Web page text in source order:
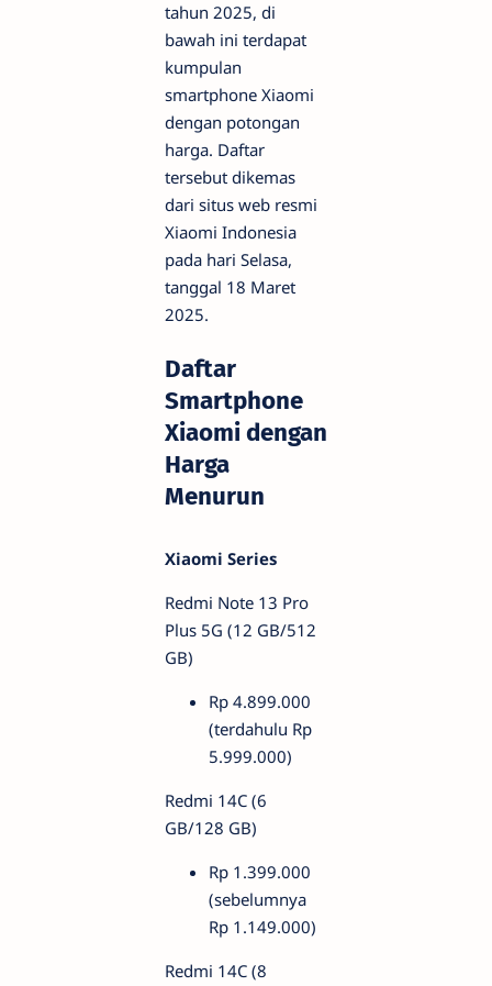
tahun 2025, di
bawah ini terdapat
kumpulan
smartphone Xiaomi
dengan potongan
harga. Daftar
tersebut dikemas
dari situs web resmi
Xiaomi Indonesia
pada hari Selasa,
tanggal 18 Maret
2025.
Daftar
Smartphone
Xiaomi dengan
Harga
Menurun
Xiaomi Series
Redmi Note 13 Pro
Plus 5G (12 GB/512
GB)
Rp 4.899.000
(terdahulu Rp
5.999.000)
Redmi 14C (6
GB/128 GB)
Rp 1.399.000
(sebelumnya
Rp 1.149.000)
Redmi 14C (8